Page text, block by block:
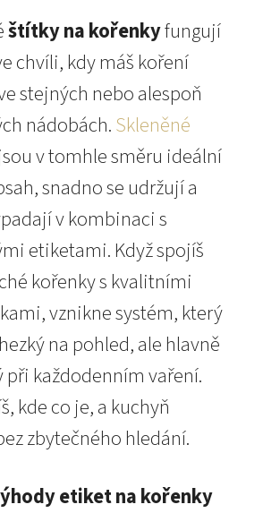
štítky na kořenkyfungují
chvíli, kdy máš koření
stejných nebo alespoň
nádobách.Skleněné
jsou v tomhle směru ideální
snadno se udržují a
v kombinaci s
etiketami. Když spojíš
kořenky s kvalitními
vznikne systém, který
na pohled, ale hlavně
při každodenním vaření.
kde co je, a kuchyň
zbytečného hledání.
etiket na kořenky